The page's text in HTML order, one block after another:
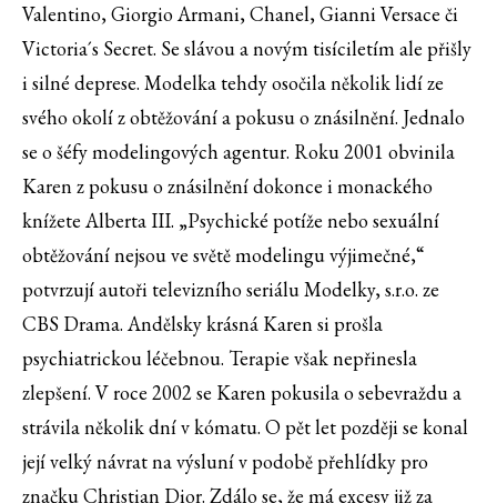
Valentino, Giorgio Armani, Chanel, Gianni Versace či
Victoria´s Secret. Se slávou a novým tisíciletím ale přišly
i silné deprese. Modelka tehdy osočila několik lidí ze
svého okolí z obtěžování a pokusu o znásilnění. Jednalo
se o šéfy modelingových agentur. Roku 2001 obvinila
Karen z pokusu o znásilnění dokonce i monackého
knížete Alberta III. „Psychické potíže nebo sexuální
obtěžování nejsou ve světě modelingu výjimečné,“
potvrzují autoři televizního seriálu Modelky, s.r.o. ze
CBS Drama. Andělsky krásná Karen si prošla
psychiatrickou léčebnou. Terapie však nepřinesla
zlepšení. V roce 2002 se Karen pokusila o sebevraždu a
strávila několik dní v kómatu. O pět let později se konal
její velký návrat na výsluní v podobě přehlídky pro
značku Christian Dior. Zdálo se, že má excesy již za